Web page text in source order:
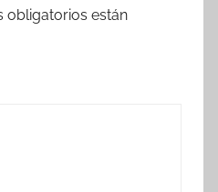
obligatorios están